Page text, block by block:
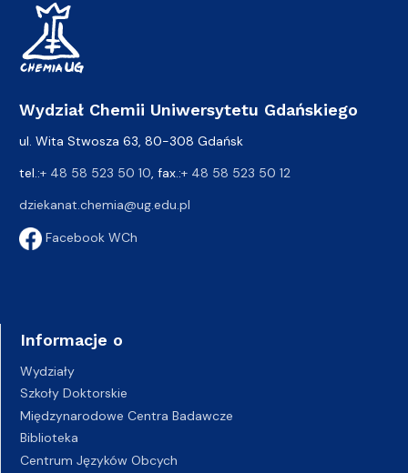
Wydział Chemii Uniwersytetu Gdańskiego
ul. Wita Stwosza 63, 80-308 Gdańsk
tel.:+ 48 58 523 50 10, fax.:+ 48 58 523 50 12
dziekanat.chemia@ug.edu.pl
Facebook WCh
Informacje o
Wydziały
Szkoły Doktorskie
Międzynarodowe Centra Badawcze
Biblioteka
Centrum Języków Obcych